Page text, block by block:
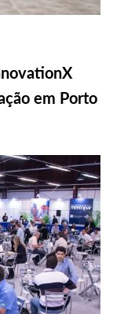
em Porto